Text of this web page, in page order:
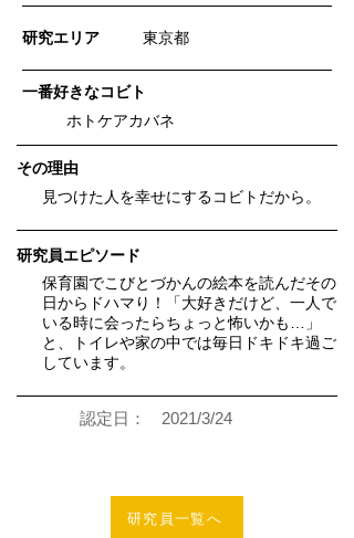
​研究エリア 東京都
一番好きなコビト
ホトケアカバネ
​その理由
見つけた人を幸せにするコビトだから。
研究員エピソード
保育園でこびとづかんの絵本を読んだその
日からドハマり！「大好きだけど、一人で
いる時に会ったらちょっと怖いかも…」
と、トイレや家の中では毎日ドキドキ過ご
しています。
認定日： 2021/3/24
研究員一覧へ